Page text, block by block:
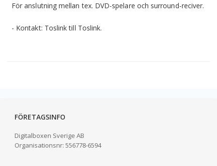
För anslutning mellan tex. DVD-spelare och surround-reciver.
- Kontakt: Toslink till Toslink.
FÖRETAGSINFO
Digitalboxen Sverige AB
Organisationsnr: 556778-6594